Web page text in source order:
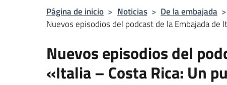
Página de inicio > Noticias > De la embajada >
Nuevos episodios del podcast de la Embajada de
Nuevos episodios del
«Italia – Costa Rica: Un